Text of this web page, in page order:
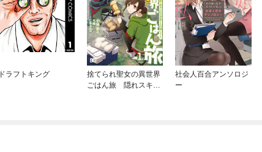
ドラフトキング
捨てられ聖女の異世界
ごはん旅 隠れスキル
社会人百合アンソロジ
ー